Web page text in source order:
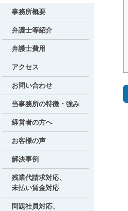
事務所概要
弁護士等紹介
弁護士費用
アクセス
お問い合わせ
当事務所の特徴・強み
経営者の方へ
お客様の声
解決事例
残業代請求対応、
未払い賃金対応
問題社員対応、